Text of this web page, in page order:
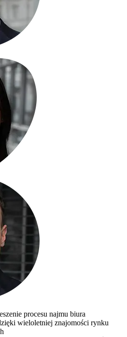
procesu najmu biura
wieloletniej znajomości rynku